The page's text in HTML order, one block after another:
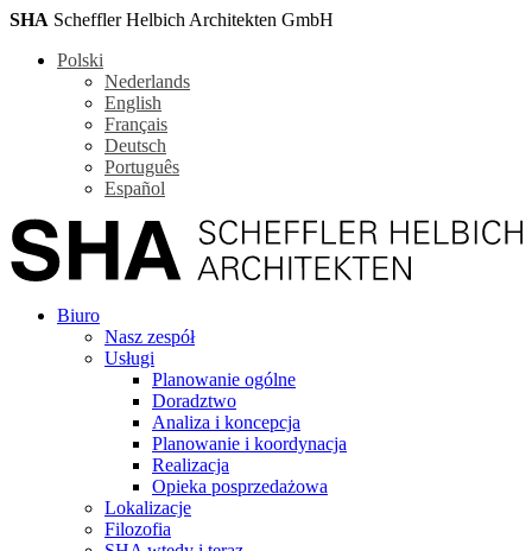
SHA Scheffler Helbich Architekten GmbH
Polski
Nederlands
English
Français
Deutsch
Português
Español
Biuro
Nasz zespół
Usługi
Planowanie ogólne
Doradztwo
Analiza i koncepcja
Planowanie i koordynacja
Realizacja
Opieka posprzedażowa
Lokalizacje
Filozofia